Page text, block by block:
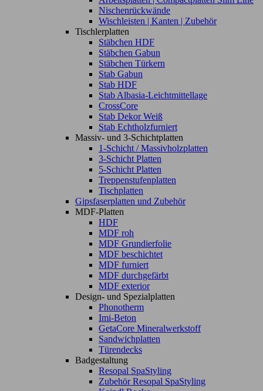
Nischenrückwände
Wischleisten | Kanten | Zubehör
Tischlerplatten
Stäbchen HDF
Stäbchen Gabun
Stäbchen Türkern
Stab Gabun
Stab HDF
Stab Albasia-Leichtmittellage
CrossCore
Stab Dekor Weiß
Stab Echtholzfurniert
Massiv- und 3-Schichtplatten
1-Schicht / Massivholzplatten
3-Schicht Platten
5-Schicht Platten
Treppenstufenplatten
Tischplatten
Gipsfaserplatten und Zubehör
MDF-Platten
HDF
MDF roh
MDF Grundierfolie
MDF beschichtet
MDF furniert
MDF durchgefärbt
MDF exterior
Design- und Spezialplatten
Phonotherm
Imi-Beton
GetaCore Mineralwerkstoff
Sandwichplatten
Türendecks
Badgestaltung
Resopal SpaStyling
Zubehör Resopal SpaStyling